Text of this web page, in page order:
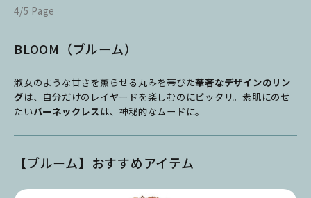
4/5 Page
BLOOM（ブルーム）
淑女のような甘さを薫らせる丸みを帯びた華奢なデザインのリン
グは、自分だけのレイヤードを楽しむのにピッタリ。素肌にのせ
たいバーネックレス は、神秘的なムードに。
【ブルーム】おすすめアイテム